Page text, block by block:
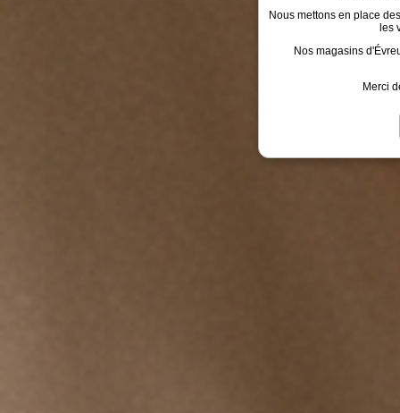
Nous mettons en place
les
Nos magasins
Merci